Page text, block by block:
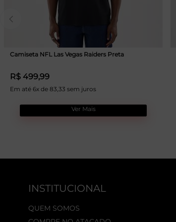
Camiseta NFL Las Vegas Raiders Preta
R$ 499,99
Em até 6x de 83,33 sem juros
Ver Mais
INSTITUCIONAL
QUEM SOMOS